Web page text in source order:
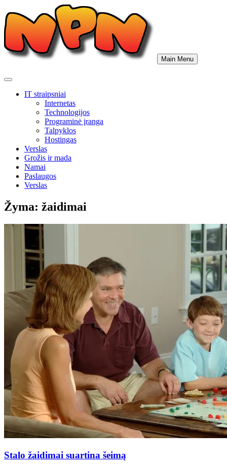
to
content
Main Menu
IT straipsniai
Internetas
Technologijos
Programinė įranga
Talpyklos
Hostingas
Verslas
Grožis ir mada
Namai
Paslaugos
Verslas
Žyma: žaidimai
Stalo žaidimai suartina šeimą